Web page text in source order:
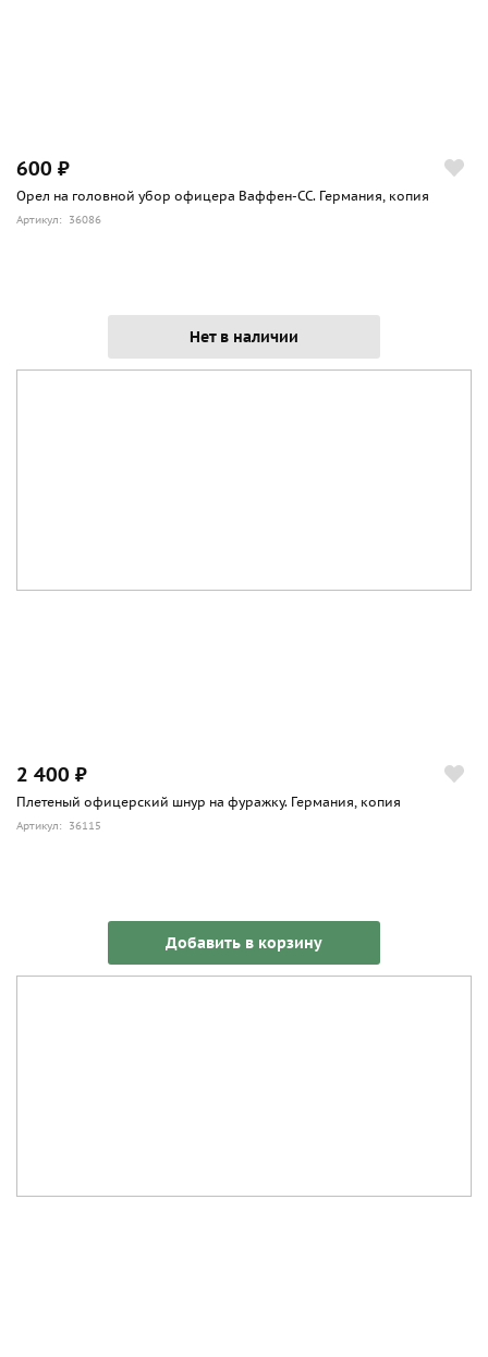
600 ₽
Орел на головной убор офицера Ваффен-СС. Германия, копия
Артикул: 36086
Нет в наличии
2 400 ₽
Плетеный офицерский шнур на фуражку. Германия, копия
Артикул: 36115
Добавить в корзину